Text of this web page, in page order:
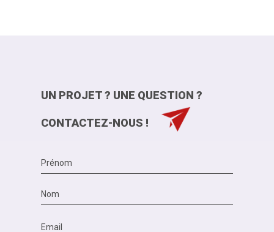
UN PROJET ? UNE QUESTION ?
CONTACTEZ-NOUS !